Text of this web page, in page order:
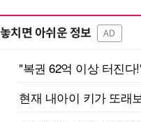
놓치면 아쉬운 정보 AD